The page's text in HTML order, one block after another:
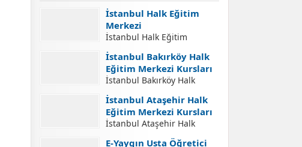
İstanbul Halk Eğitim
Merkezi
İstanbul Halk Eğitim
Merkezi İletişim Adresleri
İstanbul Halk Eğitim
Merkezi İletişim Bilgileri,
İstanbul Halk Eğitim
Merkezleri Adresleri, Halk
Eğitim Merkezlerinde Açılan
Kurslara Kurs Kayıt
İşlemleri Nasıl Yapılır.
İstanbul Bakırköy Halk
Eğitim Merkezi Kursları
İstanbul Bakırköy Halk
Eğitim Merkezi Kursları
İstanbul Bakırköy Halk
Eğitim Merkezi Açılabilecek
Kursları. İstanbul Bakırköy
Halk Eğitim Merkezi Kurs
İstanbul Ataşehir Halk
Eğitim Merkezi Kursları
İstanbul Ataşehir Halk
Eğitim Merkezi Kursları
E-Yaygın Usta Öğretici